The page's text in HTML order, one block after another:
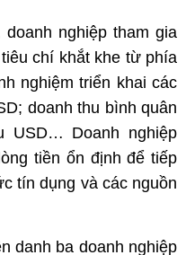
nghiệp tham gia
chí khắt khe từ phía
nghiệm triển khai các
doanh thu bình quân
USD… Doanh nghiệp
tiền ổn định để tiếp
tín dụng và các nguồn
danh ba doanh nghiệp